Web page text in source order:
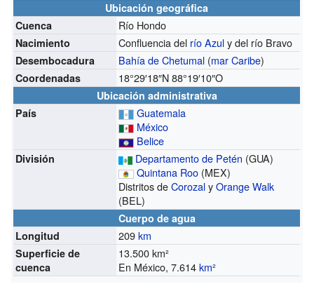
Ubicación geográfica
Cuenca
Río Hondo
Nacimiento Confluencia del río Azuly del río Bravo
Desembocadura Bahía de Chetumal (mar Caribe)
Coordenadas 18°29′18″N88°19′10″O
Ubicación administrativa
País
Guatemala
México
Belice
División Departamento de Petén (GUA)
Quintana Roo (MEX)
Distritos deCorozalyOrange Walk
(BEL)
Cuerpo de agua
Longitud
209km
Superficie de
cuenca
13.500 km²
En México, 7.614km²